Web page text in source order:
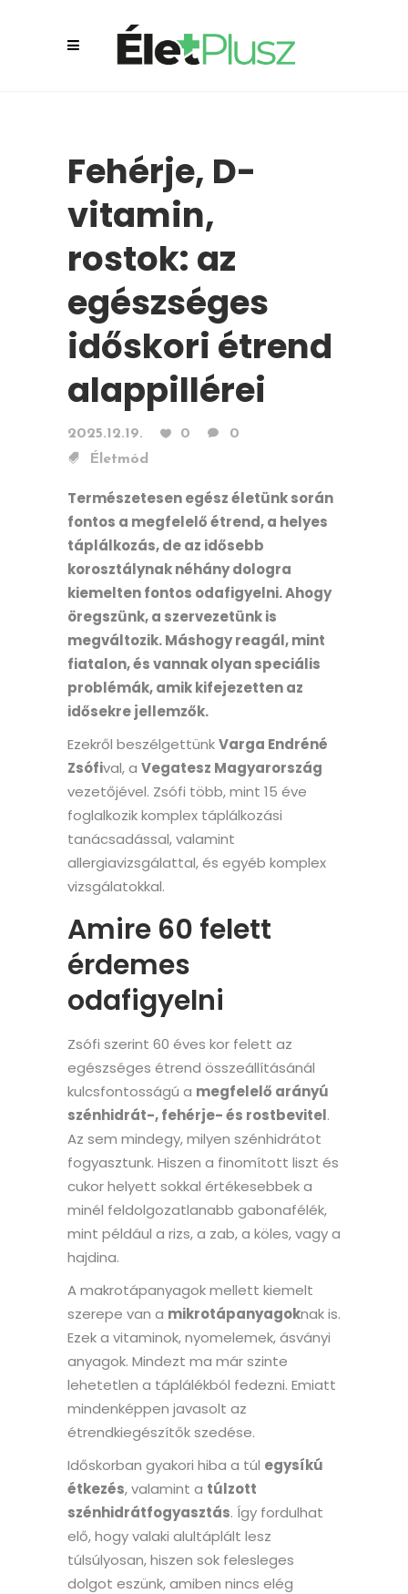
Fehérje, D-
vitamin,
rostok: az
egészséges
időskori étrend
alappillérei
2025.12.19. 0
0
Életmód
Természetesen egész életünk során
fontos a megfelelő étrend, a helyes
táplálkozás, de az idősebb
korosztálynak néhány dologra
kiemelten fontos odafigyelni. Ahogy
öregszünk, a szervezetünk is
megváltozik. Máshogy reagál, mint
fiatalon, és vannak olyan speciális
problémák, amik kifejezetten az
idősekre jellemzők.
Ezekről beszélgettünkVarga Endréné
Zsófival, a Vegatesz Magyarország
vezetőjével. Zsófi több, mint 15 éve
foglalkozik komplex táplálkozási
tanácsadással, valamint
allergiavizsgálattal, és egyéb komplex
vizsgálatokkal.
Amire 60 felett
érdemes
odafigyelni
Zsófi szerint 60 éves kor felett az
egészséges étrend összeállításánál
kulcsfontosságú a megfelelő arányú
szénhidrát-, fehérje- és rostbevitel.
Az sem mindegy, milyen szénhidrátot
fogyasztunk. Hiszen a finomított liszt és
cukor helyett sokkal értékesebbek a
minél feldolgozatlanabb gabonafélék,
mint például a rizs, a zab, a köles, vagy a
hajdina.
A makrotápanyagok mellett kiemelt
szerepe van a mikrotápanyagoknak is.
Ezek a vitaminok, nyomelemek, ásványi
anyagok. Mindezt ma már szinte
lehetetlen a táplálékból fedezni. Emiatt
mindenképpen javasolt az
étrendkiegészítők szedése.
Időskorban gyakori hiba a túl egysíkú
étkezés, valamint a túlzott
szénhidrátfogyasztás. Így fordulhat
elő, hogy valaki alultáplált lesz
túlsúlyosan, hiszen sok felesleges
dolgot eszünk, amiben nincs elég